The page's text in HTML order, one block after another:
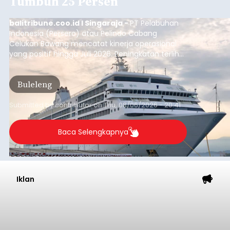
balitribune.coo.id I Singaraja -PT Pelabuhan
Indonesia (Persero) atau Pelindo Cabang
Celukan Bawang mencatat kinerja operasional
yang positif hingga Juli 2026. Peningkatan terlihat
dari arus kapal yang mencapai 1,48 juta Gross
Tonnage (GT), atau tumbuh 12,4 persen
dibandingkan periode yang sama tahun lalu
yang tercatat sebesar 1,32 juta GT.
Buleleng
Submitted bycontributoronThu, 08/06/2026 - 20:41
Baca Selengkapnya
Iklan